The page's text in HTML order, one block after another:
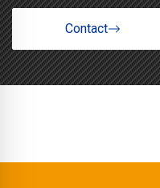
Contact